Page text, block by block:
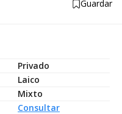
Guardar
Privado
Laico
Mixto
Consultar